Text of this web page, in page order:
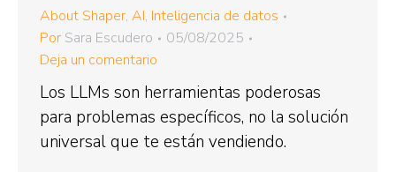
About Shaper, AI, Inteligencia de datos
Por Sara Escudero
05/08/2025
Deja un comentario
Los LLMs son herramientas poderosas
para problemas específicos, no la solución
universal que te están vendiendo.